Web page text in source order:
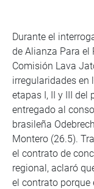
Durante el
de Alianza Para el
Comisión Lava
irregularidades en
etapas I, II y III del
entregado al
brasileña
Montero (26.5).
el contrato de
regional, aclaró
el contrato porque